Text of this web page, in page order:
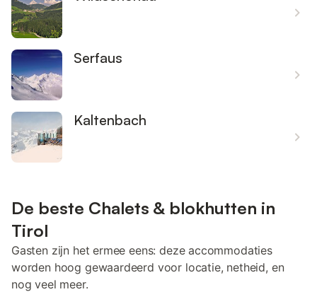
Serfaus
Kaltenbach
De beste Chalets & blokhutten in
Tirol
Gasten zijn het ermee eens: deze accommodaties
worden hoog gewaardeerd voor locatie, netheid, en
nog veel meer.